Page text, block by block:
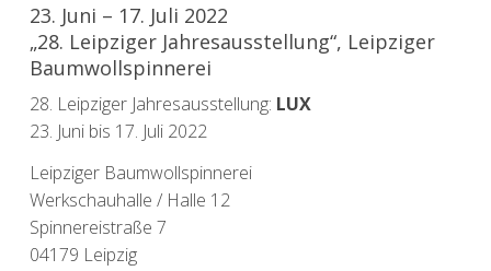
23. Juni – 17. Juli 2022
„28. Leipziger Jahresausstellung“, Leipziger
Baumwollspinnerei
28. Leipziger Jahresausstellung: LUX
23. Juni bis 17. Juli 2022
Leipziger Baumwollspinnerei
Werkschauhalle / Halle 12
Spinnereistraße 7
04179 Leipzig